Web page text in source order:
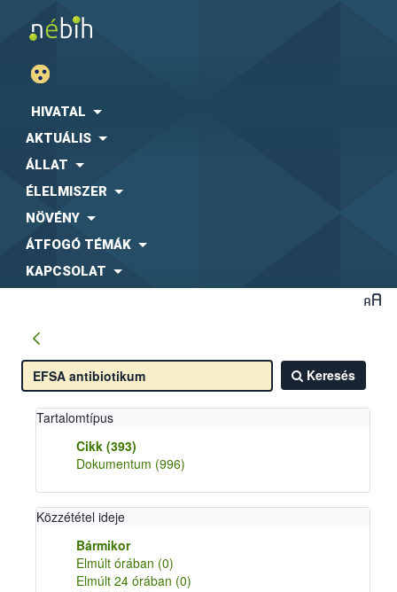
HIVATAL
AKTUÁLIS
ÁLLAT
ÉLELMISZER
NÖVÉNY
ÁTFOGÓ TÉMÁK
KAPCSOLAT
Keresés
Tartalomtípus
Cikk (393)
Dokumentum (996)
Közzététel ideje
Bármikor
Elmúlt órában (0)
Elmúlt 24 órában (0)